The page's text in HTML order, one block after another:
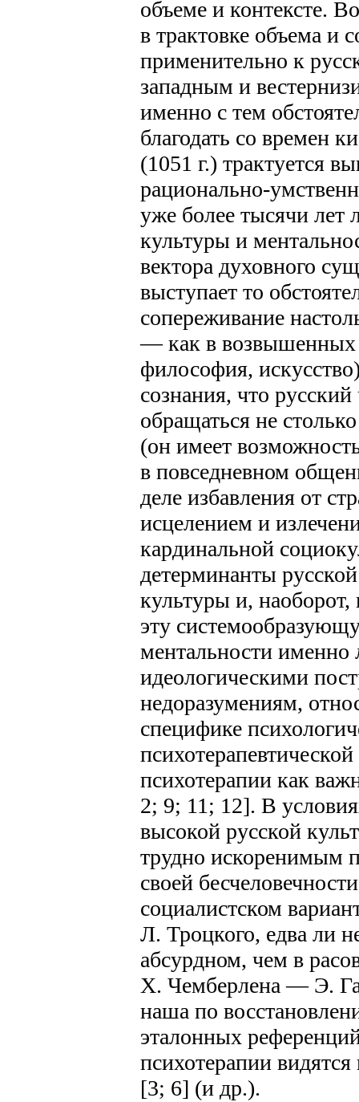
объеме и контексте.
в трактовке объема и
применительно к
западным и
именно с тем
благодать со времен
(1051 г.) трактуется
рационально-
уже более тысячи лет
культуры и
вектора духовного
выступает то
сопереживание
— как в возвышенных
философия,
сознания, что
обращаться не
(он имеет
в повседневном
деле избавления от
исцелением и
кардинальной
детерминанты
культуры и,
эту
ментальности
идеологическими
недоразумениям,
специфике
психотерапии как
2; 9; 11; 12]. В
высокой русской
трудно искоренимым
своей
социалистском
Л. Троцкого, едва ли
абсурдном, чем в
Х. Чемберлена — Э.
наша по
эталонных
психотерапии
[3; 6] (и др.).